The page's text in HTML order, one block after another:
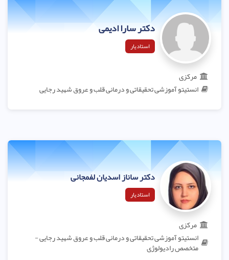
دکتر سارا ادیمی
استادیار
مرکزی
انستیتو آموزشی تحقیقاتی و درمانی قلب و عروق شهید رجایی
دکتر ساناز اسدیان لفمجانی
استادیار
مرکزی
انستیتو آموزشی تحقیقاتی و درمانی قلب و عروق شهید رجایی -
متخصص رادیولوژی